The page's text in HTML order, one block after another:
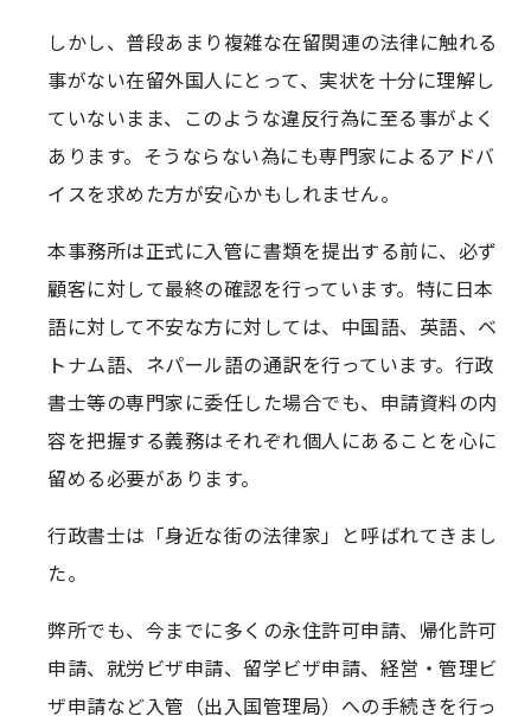
しかし、普段あまり複雑な在留関連の法律に触れる
事がない在留外国人にとって、実状を十分に理解し
ていないまま、このような違反行為に至る事がよく
あります。そうならない為にも専門家によるアドバ
イスを求めた方が安心かもしれません。
本事務所は正式に入管に書類を提出する前に、必ず
顧客に対して最終の確認を行っています。特に日本
語に対して不安な方に対しては、中国語、英語、ベ
トナム語、ネパール語の通訳を行っています。行政
書士等の専門家に委任した場合でも、申請資料の内
容を把握する義務はそれぞれ個人にあることを心に
留める必要があります。
行政書士は「身近な街の法律家」と呼ばれてきまし
た。
弊所でも、今までに多くの永住許可申請、帰化許可
申請、就労ビザ申請、留学ビザ申請、経営・管理ビ
ザ申請など入管（出入国管理局）への手続きを行っ